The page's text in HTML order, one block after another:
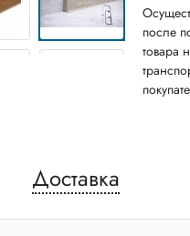
после
товара
Доставка